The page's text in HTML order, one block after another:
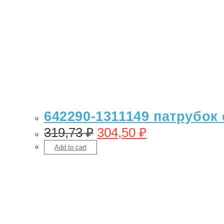
642290-1311149
319,73₽ 304,50 ₽
Add to cart